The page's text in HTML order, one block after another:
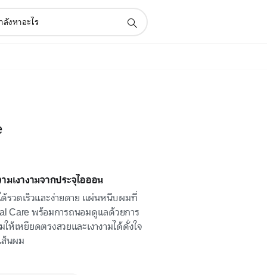
เงางามจากประจุไอออน
รวดเร็วและง่ายดาย แผ่นหนีบผมที่
Care พร้อมการถนอมดูแลด้วยการ
เหยียดตรงสวยและเงางามได้ดั่งใจ
ส้นผม